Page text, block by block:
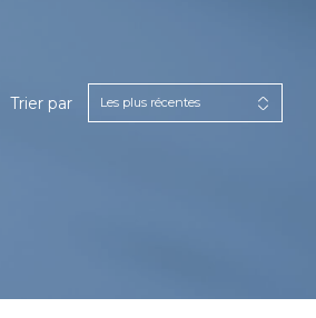
Trier par Les plus récentes